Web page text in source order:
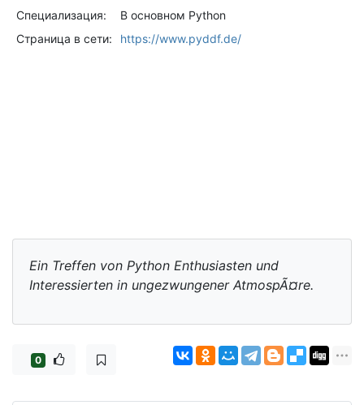
Специализация:
В основном Python
Страница в сети:
https://www.pyddf.de/
Ein Treffen von Python Enthusiasten und
Interessierten in ungezwungener AtmospÃ¤re.
0